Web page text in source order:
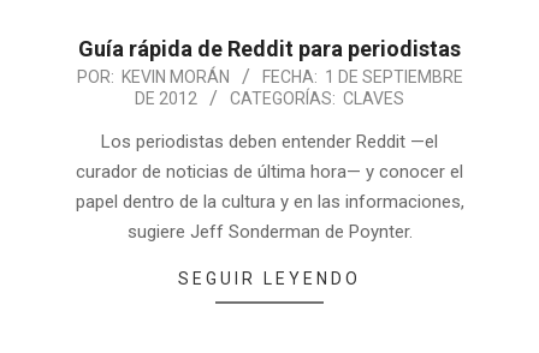
Guía rápida de Reddit para periodistas
POR: KEVIN MORÁN FECHA: 1 DE SEPTIEMBRE
DE 2012
CATEGORÍAS: CLAVES
Los periodistas deben entender Reddit —el
curador de noticias de última hora— y conocer el
papel dentro de la cultura y en las informaciones,
sugiere Jeff Sonderman de Poynter.
SEGUIR LEYENDO